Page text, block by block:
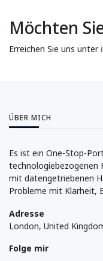
Möchten
Erreichen Sie uns unter
ÜBER MICH
Es ist ein One-Stop-
technologiebezogenen
mit datengetriebenen
Probleme mit Klarheit,
Adresse
London, United
Folge mir